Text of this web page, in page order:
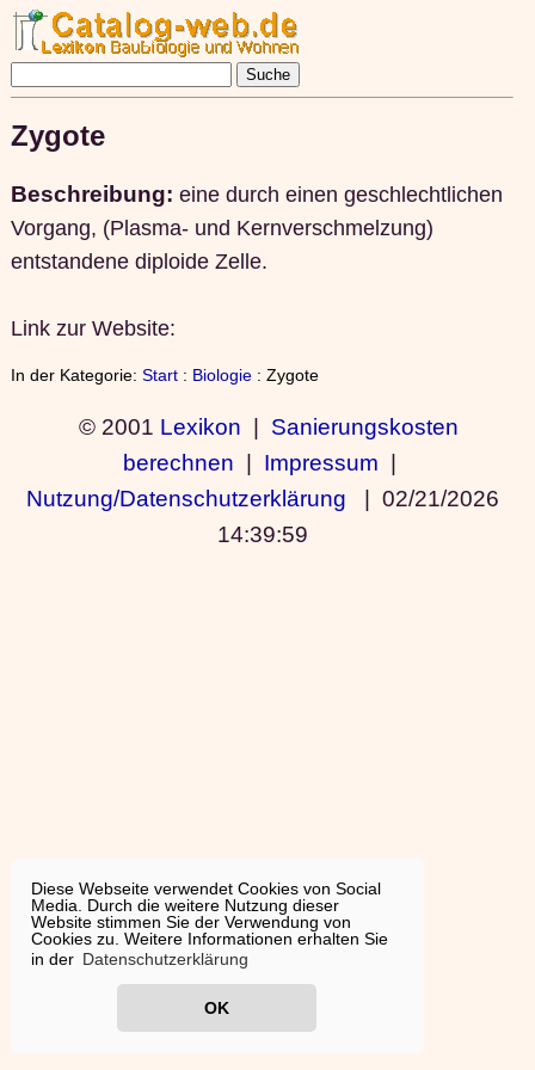
Diese Webseite verwendet Cookies von Social
Media. Durch die weitere Nutzung dieser
Website stimmen Sie der Verwendung von
Cookies zu. Weitere Informationen erhalten Sie
in der Datenschutzerklärung
OK
Zygote
Beschreibung: eine durch einen geschlechtlichen
Vorgang, (Plasma- und Kernverschmelzung)
entstandene diploide Zelle.
Link zur Website:
In der Kategorie: Start: Biologie: Zygote
© 2001 Lexikon | Sanierungskosten
berechnen | Impressum |
Nutzung/Datenschutzerklärung | 02/21/2026
14:39:59